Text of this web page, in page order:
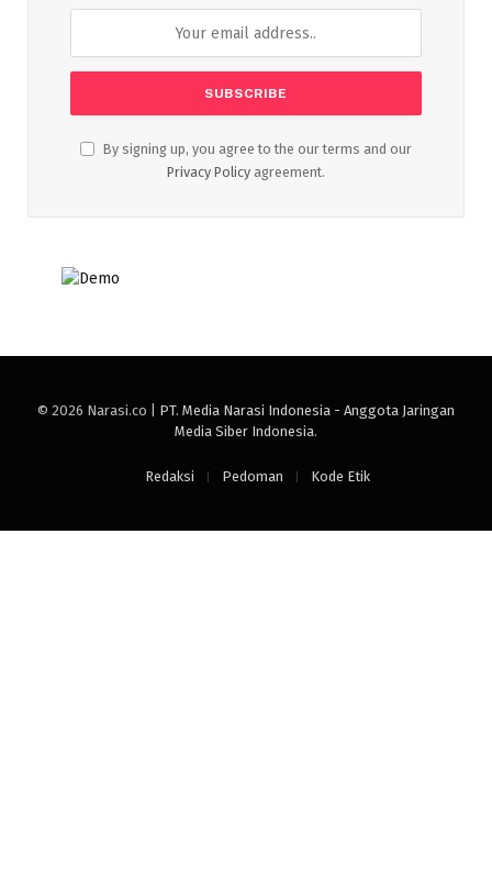
By signing up, you agree to the our terms and our
Privacy Policy agreement.
© 2026 Narasi.co | PT. Media Narasi Indonesia - Anggota Jaringan
Media Siber Indonesia.
Redaksi Pedoman Kode Etik